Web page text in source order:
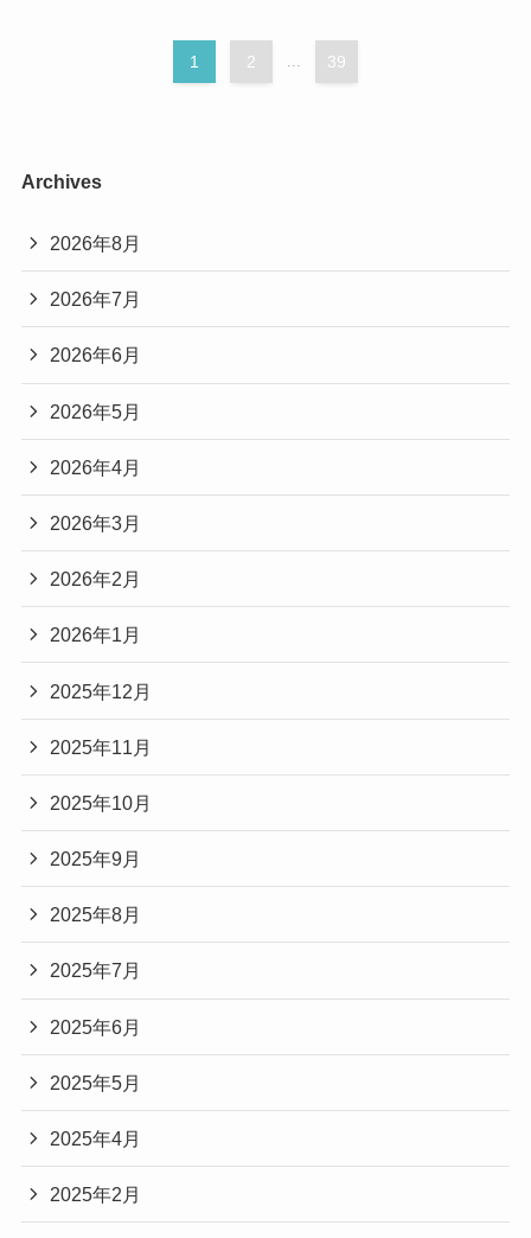
1 2 ... 39
Archives
2026年8月
2026年7月
2026年6月
2026年5月
2026年4月
2026年3月
2026年2月
2026年1月
2025年12月
2025年11月
2025年10月
2025年9月
2025年8月
2025年7月
2025年6月
2025年5月
2025年4月
2025年2月